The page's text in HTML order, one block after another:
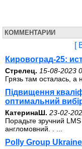
КОММЕНТАРИИ
[
Кировоград-25:
Стрелец. 15-08-2023
Грязь там осталась, а
Підвищення
оптимальний
КатеринаШ. 23-02-
Порадьте зручний
англомовний. . ...
Polly Group Ukraine